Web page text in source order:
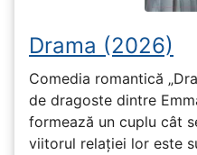
Drama (2026)
Comedia romantică
de dragoste dintre
formează un cuplu cât
viitorul relației lor este